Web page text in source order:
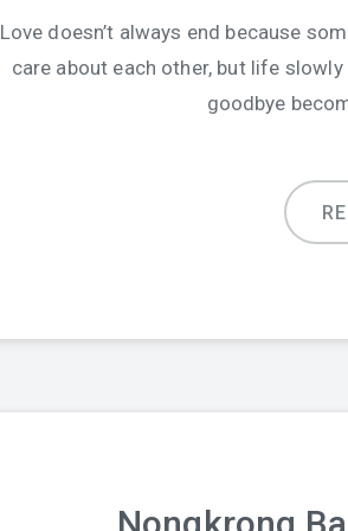
Love doesn’t always end because
care about each other, but life
goodbye